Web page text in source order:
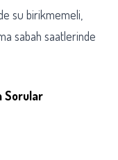
su birikmemeli,
sabah saatlerinde
Sorular